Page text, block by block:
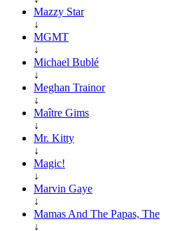
Mazzy Star
↓
MGMT
↓
Michael Bublé
↓
Meghan Trainor
↓
Maître Gims
↓
Mr. Kitty
↓
Magic!
↓
Marvin Gaye
↓
Mamas And The Papas, The
↓